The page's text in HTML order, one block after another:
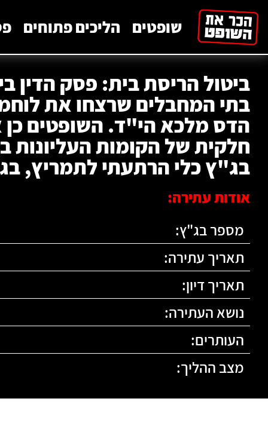
שופטים הליכים פתוחים
ביטול הריסת בית: פסק הדין
בתי המחבלים שרצחו את
הדס מלכא הי"ד. השופטים כן
חלקית של הקומות העליונות
בג"ץ כלי הרתעתי לתמריץ, בג"ץ
אודות עתירה:
מספר בג"ץ:
תאריך עתירה:
תאריך דיון:
נושא העתירה:
העותרים:
מצב ההליך: